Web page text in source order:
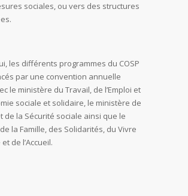
sociales, ou vers des structures
les différents programmes du COSP
par une convention annuelle
le ministère du Travail, de l’Emploi et
sociale et solidaire, le ministère de
de la Sécurité sociale ainsi que le
la Famille, des Solidarités, du Vivre
de l’Accueil.